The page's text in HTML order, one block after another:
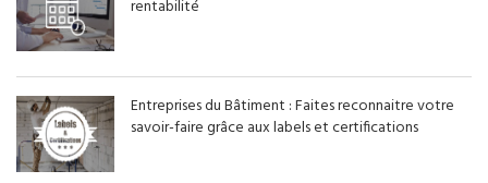
rentabilité
Entreprises du Bâtiment : Faites reconnaitre votre
savoir-faire grâce aux labels et certifications